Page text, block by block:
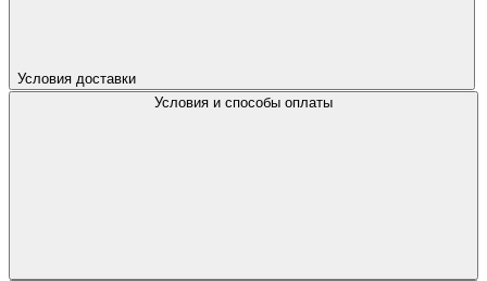
Условия доставки
Условия и способы оплаты